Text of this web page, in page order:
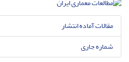
مقالات آماده انتشار
شماره جاری